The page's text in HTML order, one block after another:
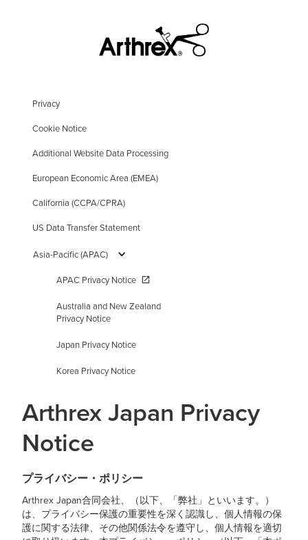
Privacy
Cookie Notice
Additional Website Data Processing
European Economic Area (EMEA)
California (CCPA/CPRA)
US Data Transfer Statement
Asia-Pacific (APAC)
APAC Privacy Notice open_in_new
Australia and New Zealand
Privacy Notice
Japan Privacy Notice
Korea Privacy Notice
Arthrex Japan Privacy
Notice
プライバシー・ポリシー
Arthrex Japan合同会社、（以下、「弊社」といいます。）
は、プライバシー保護の重要性を深く認識し、個人情報の保
護に関する法律、その他関係法令を遵守し、個人情報を適切